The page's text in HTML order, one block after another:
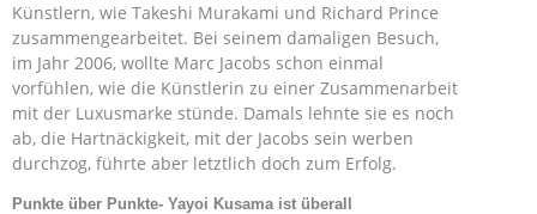
Künstlern, wie Takeshi Murakami und Richard Prince
zusammengearbeitet. Bei seinem damaligen Besuch,
im Jahr 2006, wollte Marc Jacobs schon einmal
vorfühlen, wie die Künstlerin zu einer Zusammenarbeit
mit der Luxusmarke stünde. Damals lehnte sie es noch
ab, die Hartnäckigkeit, mit der Jacobs sein werben
durchzog, führte aber letztlich doch zum Erfolg.
Punkte über Punkte- Yayoi Kusama ist überall